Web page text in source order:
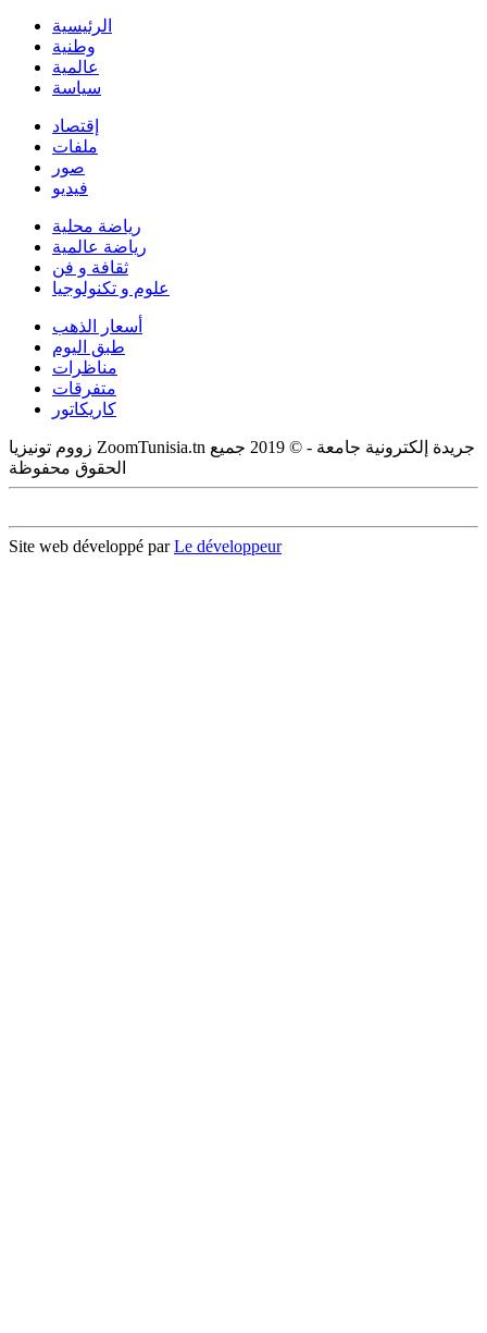
الرئيسية
وطنية
عالمية
سياسة
إقتصاد
ملفات
صور
فيديو
رياضة محلية
رياضة عالمية
ثقافة و فن
علوم و تكنولوجيا
أسعار الذهب
طبق اليوم
مناظرات
متفرقات
كاريكاتور
زووم تونيزيا ZoomTunisia.tn جريدة إلكترونية جامعة - © 2019 جميع
الحقوق محفوظة
Site web développé parLe développeur